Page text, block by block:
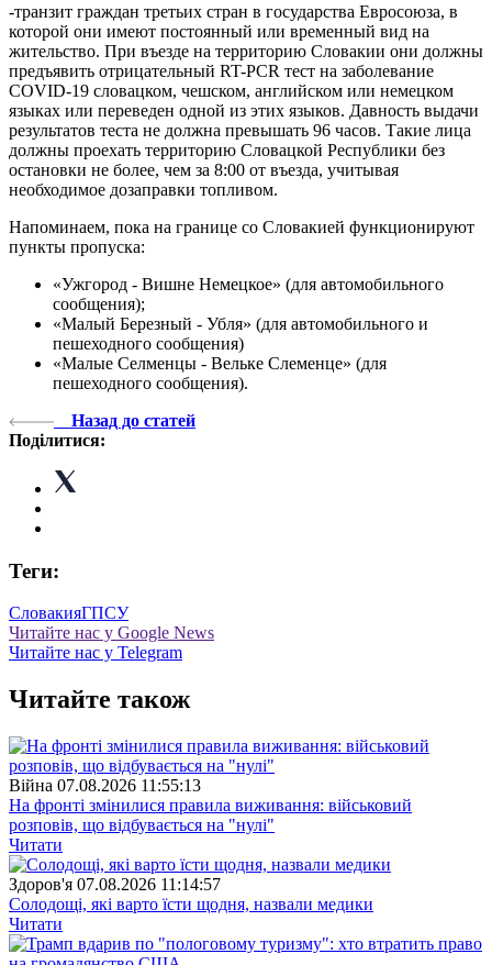
-транзит граждан третьих стран в государства Евросоюза, в
которой они имеют постоянный или временный вид на
жительство. При въезде на территорию Словакии они должны
предъявить отрицательный RT-PCR тест на заболевание
COVID-19 словацком, чешском, английском или немецком
языках или переведен одной из этих языков. Давность выдачи
результатов теста не должна превышать 96 часов. Такие лица
должны проехать территорию Словацкой Республики без
остановки не более, чем за 8:00 от въезда, учитывая
необходимое дозаправки топливом.
Напоминаем, пока на границе со Словакией функционируют
пункты пропуска:
«Ужгород - Вишне Немецкое» (для автомобильного
сообщения);
«Малый Березный - Убля» (для автомобильного и
пешеходного сообщения)
«Малые Селменцы - Вельке Слеменце» (для
пешеходного сообщения).
Назад до статей
Поділитися:
Теги:
СловакияГПСУ
Читайте нас у Google News
Читайте нас у Telegram
Читайте також
Війна 07.08.2026 11:55:13
На фронті змінилися правила виживання: військовий
розповів, що відбувається на "нулі"
Читати
Здоров'я 07.08.2026 11:14:57
Солодощі, які варто їсти щодня, назвали медики
Читати